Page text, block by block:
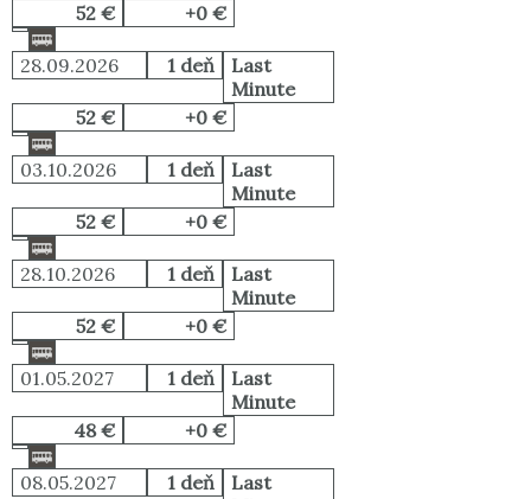
52 €
+0 €
28.09.2026 1 deň
Last
Minute
52 €
+0 €
03.10.2026 1 deň
Last
Minute
52 €
+0 €
28.10.2026 1 deň
Last
Minute
52 €
+0 €
01.05.2027 1 deň
Last
Minute
48 €
+0 €
08.05.2027 1 deň
Last